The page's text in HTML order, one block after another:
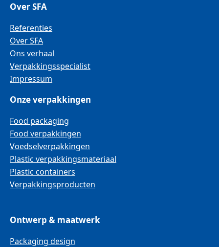
Over SFA
Referenties
Over SFA
Ons verhaal
Verpakkingsspecialist
Impressum
Onze verpakkingen
Food packaging
Food verpakkingen
Voedselverpakkingen
Plastic verpakkingsmateriaal
Plastic containers
Verpakkingsproducten
Ontwerp & maatwerk
Packaging design